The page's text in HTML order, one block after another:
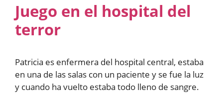
Juego en el hospital del
terror
Patricia es enfermera del hospital central, estaba
en una de las salas con un paciente y se fue la luz
y cuando ha vuelto estaba todo lleno de sangre.